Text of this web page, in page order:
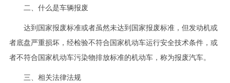
二、什么是车辆报废
达到国家报废标准或者虽然未达到国家报废标准，但发动机或
者底盘严重损坏，经检验不符合国家机动车运行安全技术条件，或
者不符合国家机动车污染物排放标准的机动车，称为报废汽车。
三、相关法律法规